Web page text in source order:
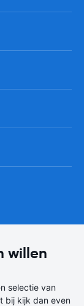
willen
selectie van
bij kijk dan even